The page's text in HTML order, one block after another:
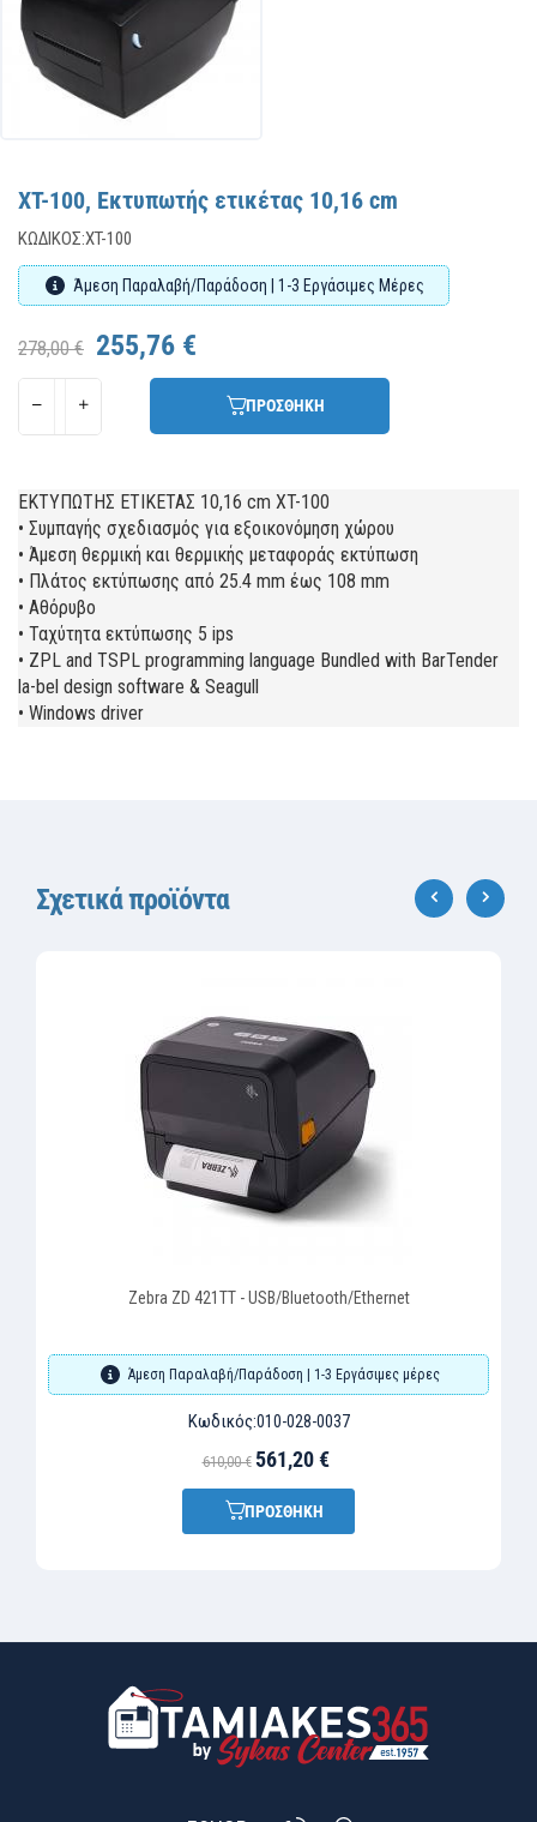
XT-100, Εκτυπωτής ετικέτας 10,16 cm
ΚΩΔΙΚΌΣ:XT-100
Άμεση Παραλαβή/Παράδοση | 1-3 Εργάσιμες Μέρες
278,00 € 255,76 €
ΠΡΟΣΘΗΚΗ
ΕΚΤΥΠΩΤΗΣ ΕΤΙΚΕΤΑΣ 10,16 cm XT-100
• Συμπαγής σχεδιασμός για εξοικονόμηση χώρου
• Άμεση θερμική και θερμικής μεταφοράς εκτύπωση
• Πλάτος εκτύπωσης από 25.4 mm έως 108 mm
• Αθόρυβο
• Ταχύτητα εκτύπωσης 5 ips
• ZPL and TSPL programming language Bundled with BarTender
la-bel design software & Seagull
• Windows driver
Σχετικά προϊόντα
Zebra ZD 421TT - USB/Bluetooth/Ethernet
Άμεση Παραλαβή/Παράδοση | 1-3 Εργάσιμες μέρες
Κωδικός:010-028-0037
610,00 € 561,20 €
ΠΡΟΣΘΗΚΗ